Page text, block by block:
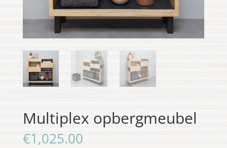
Multiplex opbergmeubel
€1,025.00